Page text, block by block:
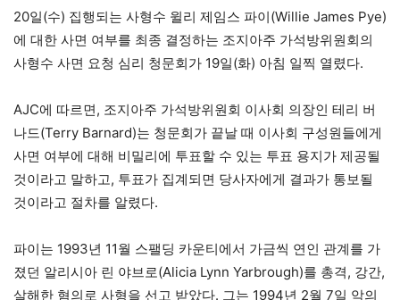
20일(수) 집행되는 사형수 윌리 제임스 파이(Willie James Pye)
에 대한 사면 여부를 최종 결정하는 조지아주 가석방위원회의
사형수 사면 요청 심리 청문회가 19일(화) 아침 일찍 열렸다.
AJC에 따르면, 조지아주 가석방위원회 이사회 의장인 테리 버
나드(Terry Barnard)는 청문회가 끝날 때 이사회 구성원들에게
사면 여부에 대해 비밀리에 투표할 수 있는 투표 용지가 제공될
것이라고 말하고, 투표가 집계되면 당사자에게 결과가 통보될
것이라고 절차를 알렸다.
파이는 1993년 11월 스팰딩 카운티에서 가금씩 연인 관계를 가
졌던 알리시아 린 야브로(Alicia Lynn Yarbrough)를 총격, 강간,
살해한 혐의로 사형을 선고 받았다. 그는 1994년 2월 7일 악의